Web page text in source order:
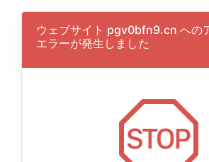
ウェブサイト pgv0bfn9.cn への
エラーが発生しました